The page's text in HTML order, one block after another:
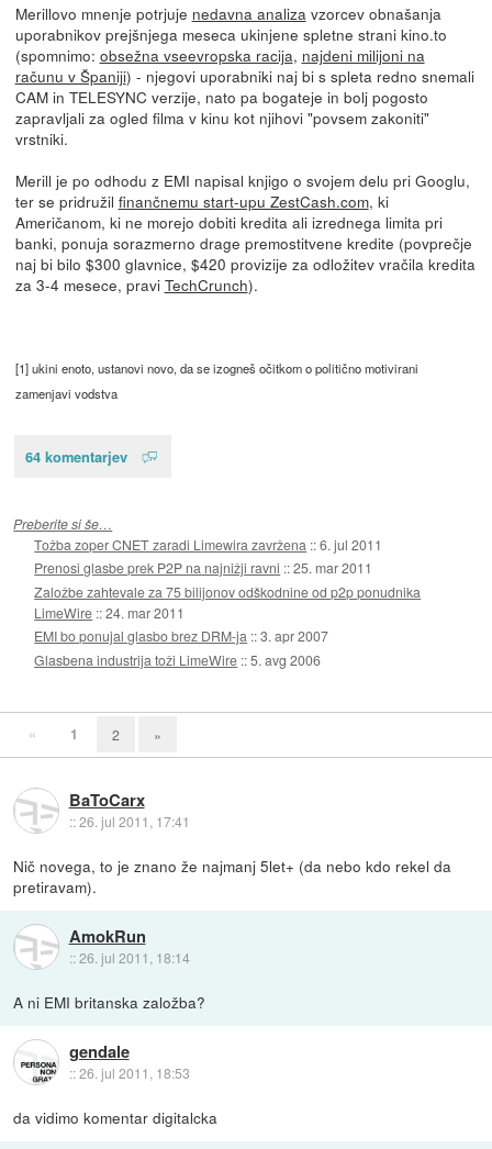
Merillovo mnenje potrjuje nedavna analiza vzorcev obnašanja
uporabnikov prejšnjega meseca ukinjene spletne strani kino.to
(spomnimo: obsežna vseevropska racija, najdeni milijoni na
računu v Španiji) - njegovi uporabniki naj bi s spleta redno snemali
CAM in TELESYNC verzije, nato pa bogateje in bolj pogosto
zapravljali za ogled filma v kinu kot njihovi "povsem zakoniti"
vrstniki.
Merill je po odhodu z EMI napisal knjigo o svojem delu pri Googlu,
ter se pridružil finančnemu start-upu ZestCash.com, ki
Američanom, ki ne morejo dobiti kredita ali izrednega limita pri
banki, ponuja sorazmerno drage premostitvene kredite (povprečje
naj bi bilo $300 glavnice, $420 provizije za odložitev vračila kredita
za 3-4 mesece, pravi TechCrunch).
[1] ukini enoto, ustanovi novo, da se izogneš očitkom o politično motivirani
zamenjavi vodstva
64 komentarjev
Preberite si še…
Tožba zoper CNET zaradi Limewira zavržena ::6. jul 2011
Prenosi glasbe prek P2P na najnižji ravni ::25. mar 2011
Založbe zahtevale za 75 bilijonov odškodnine od p2p ponudnika
LimeWire ::24. mar 2011
EMI bo ponujal glasbo brez DRM-ja ::3. apr 2007
Glasbena industrija toži LimeWire ::5. avg 2006
« 1 2 »
BaToCarx
::26. jul 2011, 17:41
Nič novega, to je znano že najmanj 5let+ (da nebo kdo rekel da
pretiravam).
AmokRun
::26. jul 2011, 18:14
A ni EMI britanska založba?
gendale
::26. jul 2011, 18:53
da vidimo komentar digitalcka